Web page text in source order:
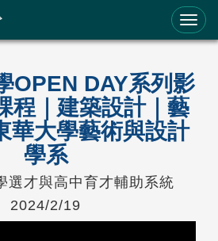
才輔助系統
OPEN DAY系列影
程｜建築設計｜藝
華大學藝術與設計
學系
選才與高中育才輔助系統
2024/2/19